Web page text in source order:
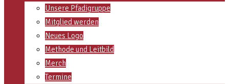
Unsere Pfadigruppe
Mitglied werden
Neues Logo
Methode und Leitbild
Merch
Termine